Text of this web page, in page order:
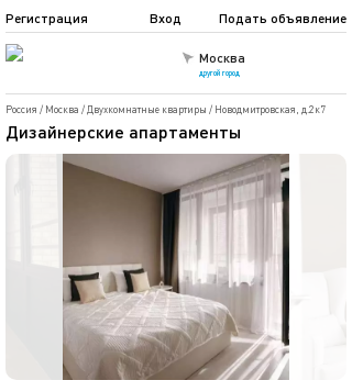
Москва
другой город
Подать объявление
Регистрация Вход
Россия / Москва / Двухкомнатные квартиры / Новодмитровская, д.2к7
Дизайнерские апартаменты